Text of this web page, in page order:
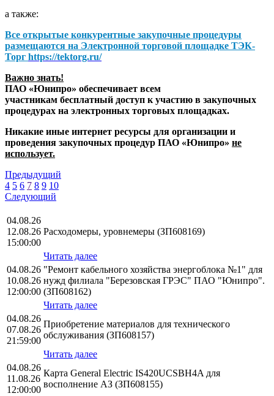
а также:
Все открытые конкурентные закупочные процедуры
размещаются на Электронной торговой площадке ТЭК-
Торг https://tektorg.ru/
Важно знать!
ПАО «Юнипро» обеспечивает всем
участникам бесплатный доступ к участию в закупочных
процедурах на электронных торговых площадках.
Никакие иные интернет ресурсы для организации и
проведения закупочных процедур ПАО «Юнипро» не
использует.
Предыдущий
4 5 6 7 8 9 10
Следующий
04.08.26
12.08.26
15:00:00
Расходомеры, уровнемеры (ЗП608169)
Читать далее
04.08.26
10.08.26
12:00:00
"Ремонт кабельного хозяйства энергоблока №1" для
нужд филиала "Березовская ГРЭС" ПАО "Юнипро".
(ЗП608162)
Читать далее
04.08.26
07.08.26
21:59:00
Приобретение материалов для технического
обслуживания (ЗП608157)
Читать далее
04.08.26
11.08.26
12:00:00
Карта General Electric IS420UCSBH4A для
восполнение АЗ (ЗП608155)